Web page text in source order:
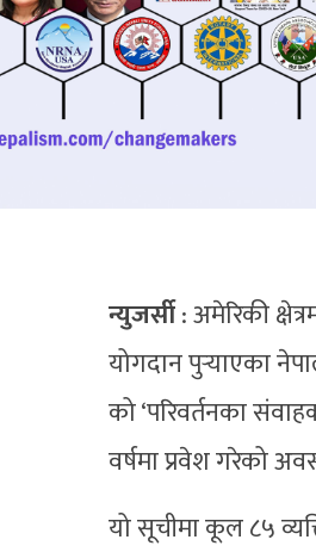
न्युजर्सी: अमेरिकी
योगदान पुर्‍याएका
को ‘परिवर्तनका
वर्षमा प्रवेश गरेको
यो सूचीमा कूल ८५